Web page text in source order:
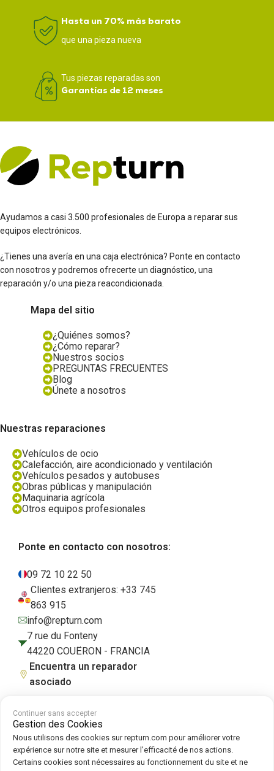
Hasta un 70% más barato
que una pieza nueva
Tus piezas reparadas son
Garantías de 12 meses
Ayudamos a casi 3.500 profesionales de Europa a reparar sus
equipos electrónicos.
¿Tienes una avería en una caja electrónica? Ponte en contacto
con nosotros y podremos ofrecerte un diagnóstico, una
reparación y/o una pieza reacondicionada.
Mapa del sitio
¿Quiénes somos?
¿Cómo reparar?
Nuestros socios
PREGUNTAS FRECUENTES
Blog
Únete a nosotros
Nuestras reparaciones
Vehículos de ocio
Calefacción, aire acondicionado y ventilación
Vehículos pesados y autobuses
Obras públicas y manipulación
Maquinaria agrícola
Otros equipos profesionales
Ponte en contacto con nosotros:
09 72 10 22 50
Clientes extranjeros: +33 745
863 915
info@repturn.com
7 rue du Fonteny
44220 COUËRON - FRANCIA
Encuentra un reparador
asociado
Condiciones generales de venta Aviso legal Política de privacidad
Cookies|Política de cookies
Continuer sans accepter
Gestion des Cookies
Nous utilisons des cookies sur repturn.com pour améliorer votre
expérience sur notre site et mesurer l’efficacité de nos actions.
Certains cookies sont nécessaires au fonctionnement du site et ne